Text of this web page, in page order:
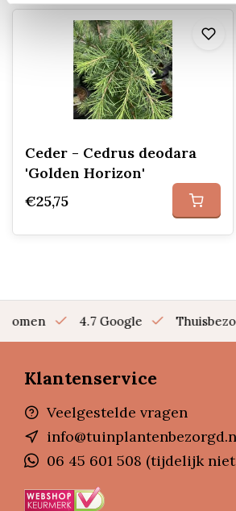
Ceder - Cedrus deodara
'Golden Horizon'
€25,75
bomen 4.7 Google
Klantenservice
Veelgestelde vragen
06 45 601 508 (tijdelijk